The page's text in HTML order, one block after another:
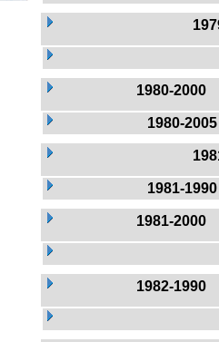
1980-2000
1980-2005
1981-1990
1981-2000
1982-1990